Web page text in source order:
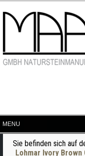
Sie befinden sich auf
Lohmar Ivory